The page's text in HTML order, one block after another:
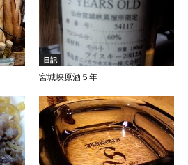
日記
宮城峡原酒５年